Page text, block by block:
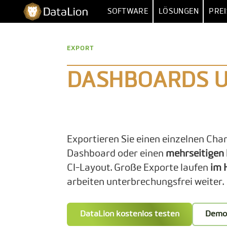
DataLion SOFTWARE
FRAGETYPEN
SURVEY-TO-DASHBOARD
UMFRAGE-VORLAGEN
LÖSUNGEN
EXPORT
DASHBOARDS
Exportieren Sie einen einzelnen
Dashboard oder einen mehrseitigen
CI-Layout. Große Exporte laufen im
arbeiten unterbrechungsfrei weiter.
DataLion kostenlos testen